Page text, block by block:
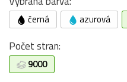
černá azurová
Počet stran:
9000